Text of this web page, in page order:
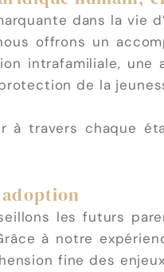
dans la vie
offrons un
intrafamiliale,
de la
à travers chaque
les futurs
à notre
fine des